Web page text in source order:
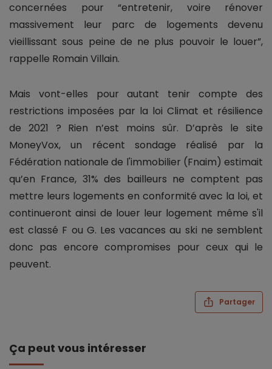
concernées pour “entretenir, voire rénover
massivement leur parc de logements devenu
vieillissant sous peine de ne plus pouvoir le louer”,
rappelle Romain Villain.
Mais vont-elles pour autant tenir compte des
restrictions imposées par la loi Climat et résilience
de 2021 ? Rien n’est moins sûr. D’après le site
MoneyVox, un récent sondage réalisé par la
Fédération nationale de l'immobilier (Fnaim) estimait
qu’en France, 31% des bailleurs ne comptent pas
mettre leurs logements en conformité avec la loi, et
continueront ainsi de louer leur logement même s'il
est classé F ou G. Les vacances au ski ne semblent
donc pas encore compromises pour ceux qui le
peuvent.
Partager
Ça peut vous intéresser